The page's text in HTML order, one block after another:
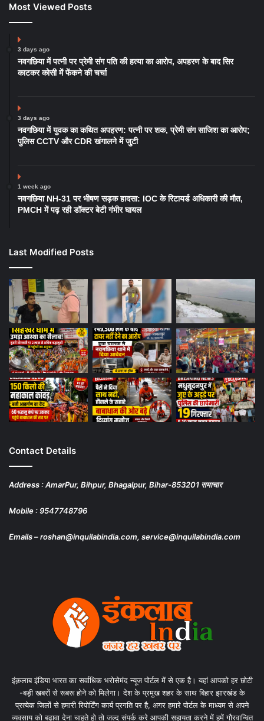
Most Viewed Posts
3 days ago
नवगछिया में पत्नी पर प्रेमी संग पति की हत्या का आरोप, अपहरण के बाद सिर
काटकर कोसी में फेंकने की चर्चा
3 days ago
नवगछिया में युवक का कथित अपहरण: पत्नी पर शक, प्रेमी संग साजिश का आरोप;
पुलिस CCTV और CDR खंगालने में जुटी
1 week ago
नवगछिया NH-31 पर भीषण सड़क हादसा: IOC के रिटायर्ड अधिकारी की मौत,
PMCH में पढ़ रही डॉक्टर बेटी गंभीर घायल
Last Modified Posts
Contact Details
Address : AmarPur, Bihpur, Bhagalpur, Bihar-853201 समाचार
Mobile : 9547748796
Emails – roshan@inquilabindia.com, service@inquilabindia.com
इंक़लाब इंडिया भारत का सर्वाधिक भरोसेमंद न्यूज पोर्टल में से एक है। यहां आपको हर छोटी
-बड़ी खबरों से रूबरू होने को मिलेगा। देश के प्रमुख शहर के साथ बिहार झारखंड के
प्रत्येक जिलों से हमारी रिपोर्टिंग कार्य प्रगति पर है, अगर हमारे पोर्टल के माध्यम से अपने
व्यवसाय को बढ़ावा देना चाहते हो तो जल्द संपर्क करे आपकी सहायता करने में हमें गौरवान्वित